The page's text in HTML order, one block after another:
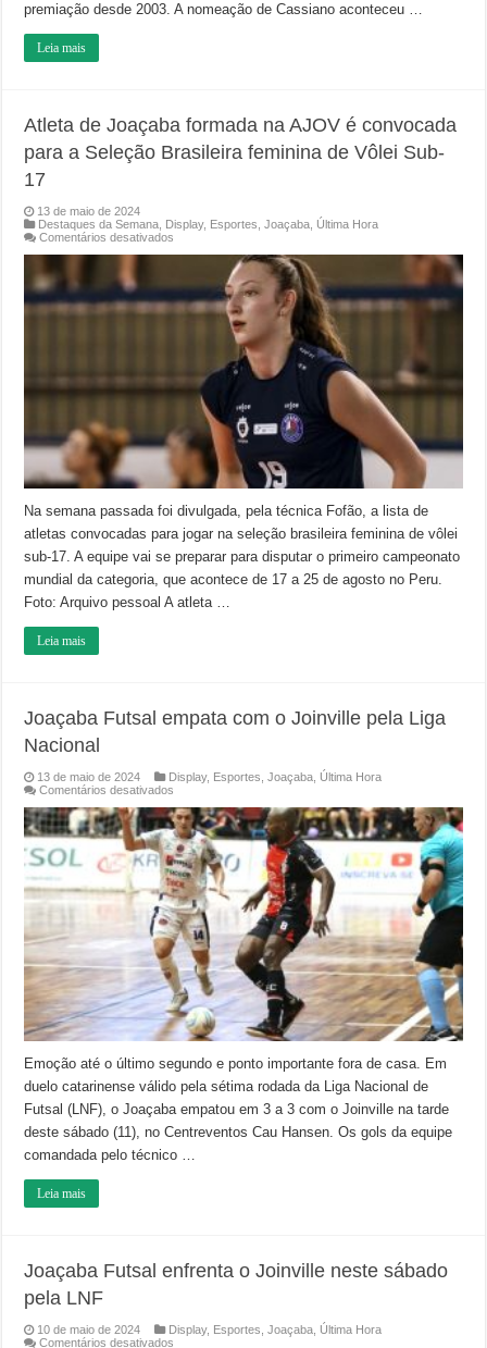
premiação desde 2003. A nomeação de Cassiano aconteceu …
Leia mais
Atleta de Joaçaba formada na AJOV é convocada
para a Seleção Brasileira feminina de Vôlei Sub-
17
13 de maio de 2024
Destaques da Semana Display, Esportes ,Joaçaba Última Hora
Comentários desativados
formada
na
AJOV
Seleção
Brasileira
feminina
Vôlei
Sub-
Na semana passada foi divulgada, pela técnica Fofão, a lista de
atletas convocadas para jogar na seleção brasileira feminina de vôlei
sub-17. A equipe vai se preparar para disputar o primeiro campeonato
mundial da categoria, que acontece de 17 a 25 de agosto no Peru.
Foto: Arquivo pessoal A atleta …
Leia mais
Joaçaba Futsal empata com o Joinville pela Liga
Nacional
13 de maio de 2024 Display, Esportes ,Joaçaba Última Hora
Comentários desativados
Futsal
empata
com
o
Joinville
pela
Liga
Nacional
Emoção até o último segundo e ponto importante fora de casa. Em
duelo catarinense válido pela sétima rodada da Liga Nacional de
Futsal (LNF), o Joaçaba empatou em 3 a 3 com o Joinville na tarde
deste sábado (11), no Centreventos Cau Hansen. Os gols da equipe
comandada pelo técnico …
Leia mais
Joaçaba Futsal enfrenta o Joinville neste sábado
pela LNF
10 de maio de 2024 Display, Esportes ,Joaçaba Última Hora
Comentários desativados